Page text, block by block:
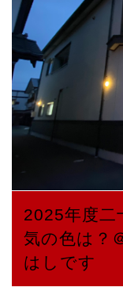
2025年度二
気の色は？
はしです